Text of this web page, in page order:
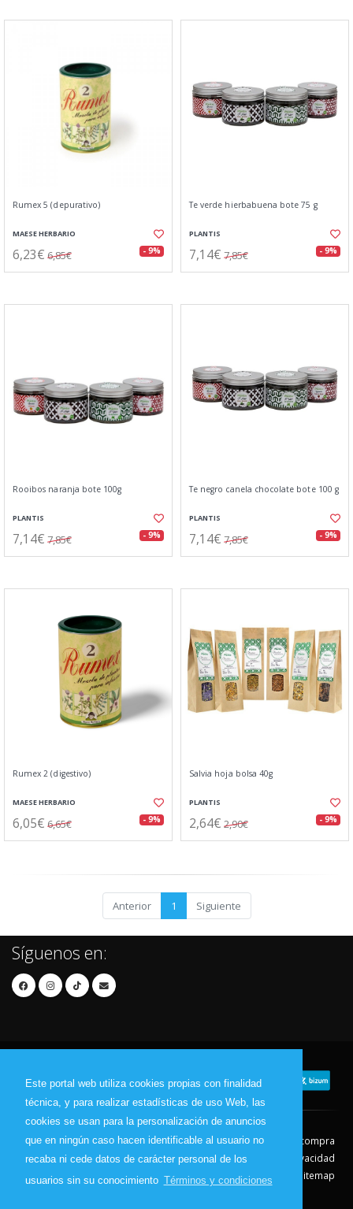
Este portal web utiliza cookies propias con finalidad
técnica, y para realizar estadísticas de uso Web, las
cookies se usan para la personalización de anuncios
que en ningún caso hacen identificable al usuario no
recaba ni cede datos de carácter personal de los
usuarios sin su conocimiento Términos y condiciones
Rumex 5 (depurativo)
MAESE HERBARIO
6,23€ 6,85€ - 9%
Te verde hierbabuena bote 75 g
PLANTIS
7,14€ 7,85€ - 9%
Rooibos naranja bote 100g
PLANTIS
7,14€ 7,85€ - 9%
Te negro canela chocolate bote 100 g
PLANTIS
7,14€ 7,85€ - 9%
Rumex 2 (digestivo)
MAESE HERBARIO
6,05€ 6,65€ - 9%
Salvia hoja bolsa 40g
PLANTIS
2,64€ 2,90€ - 9%
Anterior 1 Siguiente
Síguenos en:
Contacto Aviso Legal
Condiciones de compra
Política de envíos
Política de devolución
Política de Privacidad
Política de Cookies
Sitemap